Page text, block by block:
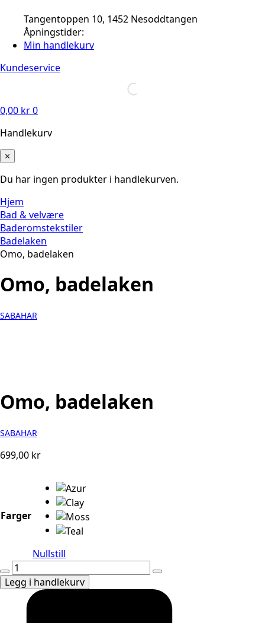
Tangentoppen 10, 1452 Nesoddtangen
Åpningstider:
Min handlekurv
Kundeservice
0,00 kr0
Handlekurv
×
Du har ingen produkter i handlekurven.
Hjem
Bad & velvære
Baderomstekstiler
Badelaken
Omo, badelaken
Omo, badelaken
SABAHAR
Omo, badelaken
SABAHAR
699,00 kr
Farger
Nullstill
Omo,
badelaken
antall
Legg i handlekurv